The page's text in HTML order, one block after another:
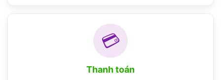
💳
Thanh toán